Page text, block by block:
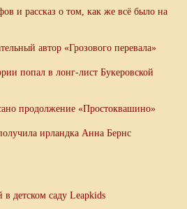
и рассказ о том, как же всё было на
автор «Грозового перевала»
попал в лонг-лист Букеровской
продолжение «Простоквашино»
ирландка Анна Бернс
детском саду Leapkids